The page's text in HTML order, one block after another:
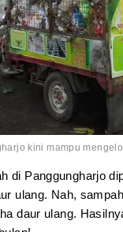
kini mampu
di Panggungharjo
ulang. Nah,
daur ulang.